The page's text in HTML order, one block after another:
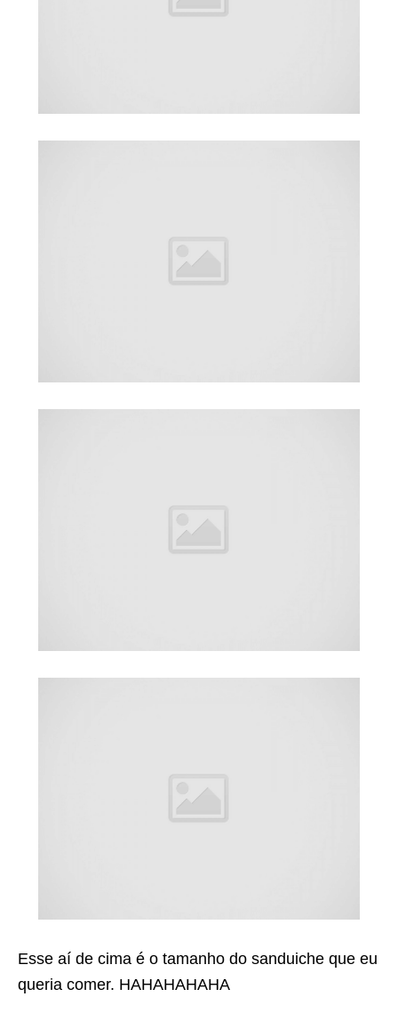
Esse aí de cima é o tamanho do sanduiche que eu
queria comer. HAHAHAHAHA